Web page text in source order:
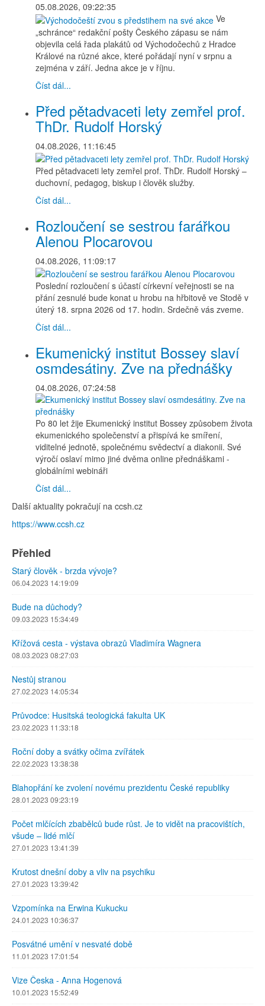
05.08.2026, 09:22:35
Ve
„schránce“ redakční pošty Českého zápasu se nám
objevila celá řada plakátů od Východočechů z Hradce
Králové na různé akce, které pořádají nyní v srpnu a
zejména v září. Jedna akce je v říjnu.
Číst dál...
Před pětadvaceti lety zemřel prof.
ThDr. Rudolf Horský
04.08.2026, 11:16:45
Před pětadvaceti lety zemřel prof. ThDr. Rudolf Horský –
duchovní, pedagog, biskup i člověk služby.
Číst dál...
Rozloučení se sestrou farářkou
Alenou Plocarovou
04.08.2026, 11:09:17
Poslední rozloučení s účastí církevní veřejnosti se na
přání zesnulé bude konat u hrobu na hřbitově ve Stodě v
úterý 18. srpna 2026 od 17. hodin. Srdečně vás zveme.
Číst dál...
Ekumenický institut Bossey slaví
osmdesátiny. Zve na přednášky
04.08.2026, 07:24:58
Po 80 let žije Ekumenický institut Bossey způsobem života
ekumenického společenství a přispívá ke smíření,
viditelné jednotě, společnému svědectví a diakonii. Své
výročí oslaví mimo jiné dvěma online přednáškami -
globálními webináři
Číst dál...
Další aktuality pokračují na ccsh.cz
https://www.ccsh.cz
Přehled
Starý člověk - brzda vývoje?
06.04.2023 14:19:09
Bude na důchody?
09.03.2023 15:34:49
Křížová cesta - výstava obrazů Vladimíra Wagnera
08.03.2023 08:27:03
Nestůj stranou
27.02.2023 14:05:34
Průvodce: Husitská teologická fakulta UK
23.02.2023 11:33:18
Roční doby a svátky očima zvířátek
22.02.2023 13:38:38
Blahopřání ke zvolení novému prezidentu České republiky
28.01.2023 09:23:19
Počet mlčících zbabělců bude růst. Je to vidět na pracovištích,
všude – lidé mlčí
27.01.2023 13:41:39
Krutost dnešní doby a vliv na psychiku
27.01.2023 13:39:42
Vzpomínka na Erwina Kukucku
24.01.2023 10:36:37
Posvátné umění v nesvaté době
11.01.2023 17:01:54
Vize Česka - Anna Hogenová
10.01.2023 15:52:49